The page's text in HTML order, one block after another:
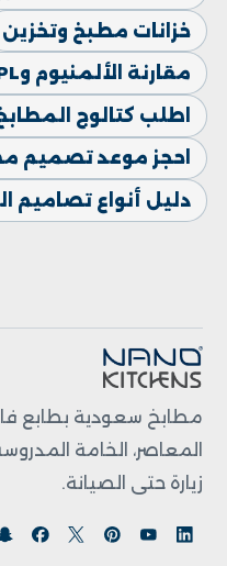
خزانات مطبخ وتخزين
مقارنة الألمنيوم وHPL
اطلب كتالوج
احجز موعد تصميم
دليل أنواع تصاميم
مطابخ سعودية بطابع
المعاصر، الخامة
زيارة حتى الصيانة.